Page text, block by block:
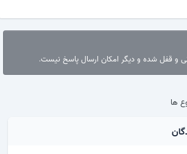
و قفل شده و دیگر امکان ارسال پاسخ نیست.
ها